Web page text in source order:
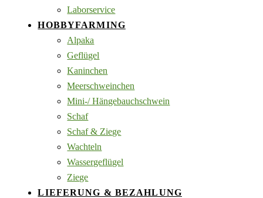
Laborservice
HOBBYFARMING
Alpaka
Geflügel
Kaninchen
Meerschweinchen
Mini-/ Hängebauchschwein
Schaf
Schaf & Ziege
Wachteln
Wassergeflügel
Ziege
LIEFERUNG & BEZAHLUNG